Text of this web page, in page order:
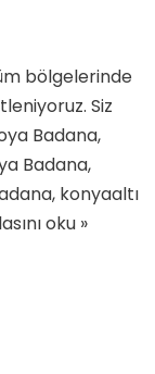
bölgelerinde
Siz
Badana,
Badana,
konyaaltı
oku »